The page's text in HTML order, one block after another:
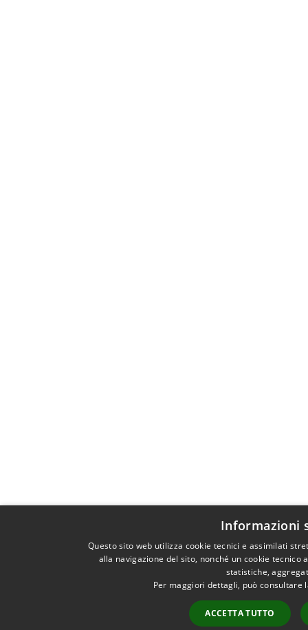
Informazioni
Questo sito web utilizza cookie tecnici e assimilati
alla navigazione del sito, nonché un cookie
statistiche,
Per maggiori dettagli, può consultare
ACCETTA TUTTO